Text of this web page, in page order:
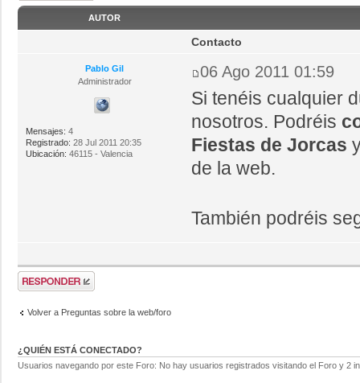
AUTOR
Pablo Gil
Administrador
Mensajes: 4
Registrado: 28 Jul 2011 20:35
Ubicación: 46115 - Valencia
Contacto
06 Ago 2011 01:59
Si tenéis cualquier
nosotros. Podréis
Fiestas de Jorcas
de la web.
También podréis
Volver a Preguntas sobre la web/foro
¿QUIÉN ESTÁ CONECTADO?
Usuarios navegando por este Foro: No hay usuarios registrados visitando el Foro y 2